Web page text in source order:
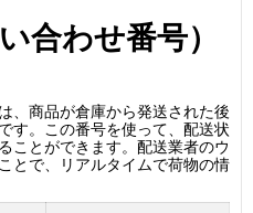
合わせ番号）
、商品が倉庫から発送された後
す。この番号を使って、配送状
ことができます。配送業者のウ
とで、リアルタイムで荷物の情